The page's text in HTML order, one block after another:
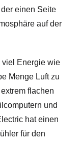
einen Seite
auf der
viel Energie wie
Menge Luft zu
flachen
und
hat einen
für den